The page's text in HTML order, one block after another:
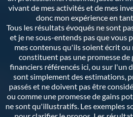
vivant de mes activités et de mes
donc mon expérience en
Tous les résultats évoqués ne sont
et je ne sous-entends pas que vous
mes contenus qu'ils soient écrit ou
constituent pas une promesse de
financiers référencés ici, ou sur l'un
sont simplement des estimations,
passés et ne doivent pas être
ou comme une promesse de gains
ne sont qu'illustratifs. Les exemples